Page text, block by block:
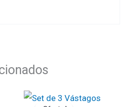
El
precio
El
precio